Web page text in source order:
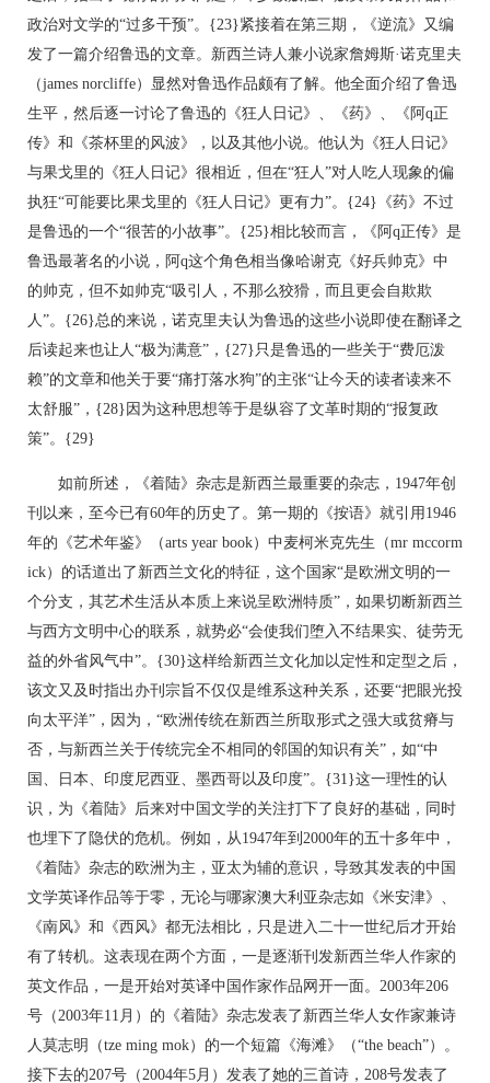
政治对文学的“过多干预”。{23}紧接着在第三期，《逆流》又编
发了一篇介绍鲁迅的文章。新西兰诗人兼小说家詹姆斯·诺克里夫
（james norcliffe）显然对鲁迅作品颇有了解。他全面介绍了鲁迅
生平，然后逐一讨论了鲁迅的《狂人日记》、《药》、《阿q正
传》和《茶杯里的风波》，以及其他小说。他认为《狂人日记》
与果戈里的《狂人日记》很相近，但在“狂人”对人吃人现象的偏
执狂“可能要比果戈里的《狂人日记》更有力”。{24}《药》不过
是鲁迅的一个“很苦的小故事”。{25}相比较而言，《阿q正传》是
鲁迅最著名的小说，阿q这个角色相当像哈谢克《好兵帅克》中
的帅克，但不如帅克“吸引人，不那么狡猾，而且更会自欺欺
人”。{26}总的来说，诺克里夫认为鲁迅的这些小说即使在翻译之
后读起来也让人“极为满意”，{27}只是鲁迅的一些关于“费厄泼
赖”的文章和他关于要“痛打落水狗”的主张“让今天的读者读来不
太舒服”，{28}因为这种思想等于是纵容了文革时期的“报复政
策”。{29}
如前所述，《着陆》杂志是新西兰最重要的杂志，1947年创
刊以来，至今已有60年的历史了。第一期的《按语》就引用1946
年的《艺术年鉴》（arts year book）中麦柯米克先生（mr mccorm
ick）的话道出了新西兰文化的特征，这个国家“是欧洲文明的一
个分支，其艺术生活从本质上来说呈欧洲特质”，如果切断新西兰
与西方文明中心的联系，就势必“会使我们堕入不结果实、徒劳无
益的外省风气中”。{30}这样给新西兰文化加以定性和定型之后，
该文又及时指出办刊宗旨不仅仅是维系这种关系，还要“把眼光投
向太平洋”，因为，“欧洲传统在新西兰所取形式之强大或贫瘠与
否，与新西兰关于传统完全不相同的邻国的知识有关”，如“中
国、日本、印度尼西亚、墨西哥以及印度”。{31}这一理性的认
识，为《着陆》后来对中国文学的关注打下了良好的基础，同时
也埋下了隐伏的危机。例如，从1947年到2000年的五十多年中，
《着陆》杂志的欧洲为主，亚太为辅的意识，导致其发表的中国
文学英译作品等于零，无论与哪家澳大利亚杂志如《米安津》、
《南风》和《西风》都无法相比，只是进入二十一世纪后才开始
有了转机。这表现在两个方面，一是逐渐刊发新西兰华人作家的
英文作品，一是开始对英译中国作家作品网开一面。2003年206
号（2003年11月）的《着陆》杂志发表了新西兰华人女作家兼诗
人莫志明（tze ming mok）的一个短篇《海滩》（“the beach”）。
接下去的207号（2004年5月）发表了她的三首诗，208号发表了